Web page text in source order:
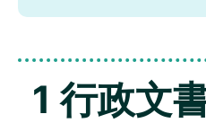
1 行政文